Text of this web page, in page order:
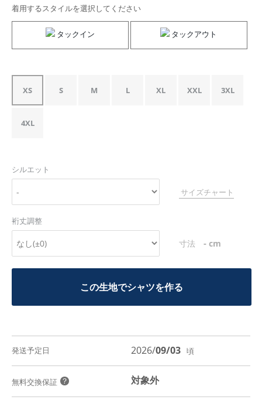
着用するスタイルを選択してください
タックイン タックアウト
XS S M L XL XXL 3XL
4XL
シルエット
サイズチャート
裄丈調整
寸法 - cm
この生地でシャツを作る
発送予定日 2026/09/03 頃
無料交換保証 ？ 対象外